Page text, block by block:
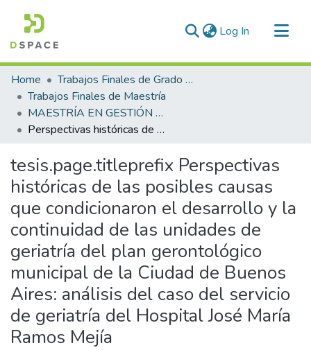
Log In (current)
Communities & Collections
All of DSpace
Statistics
Home
Trabajos Finales de Grado y Posgrado
Trabajos Finales de Maestría
MAESTRÍA EN GESTIÓN DE SERVICIOS DE GERONTOLOGÍA
Perspectivas históricas de las posibles causas que condicionaron el desarrollo y la continuidad de las unidades de geriatría del plan gerontológico municipal de la Ciudad de Buenos Aires: análisis del caso del servicio de geriatría del Hospital José María Ramos Mejía
tesis.page.titleprefix Perspectivas
históricas de las posibles causas
que condicionaron el desarrollo y la
continuidad de las unidades de
geriatría del plan gerontológico
municipal de la Ciudad de Buenos
Aires: análisis del caso del servicio
de geriatría del Hospital José María
Ramos Mejía